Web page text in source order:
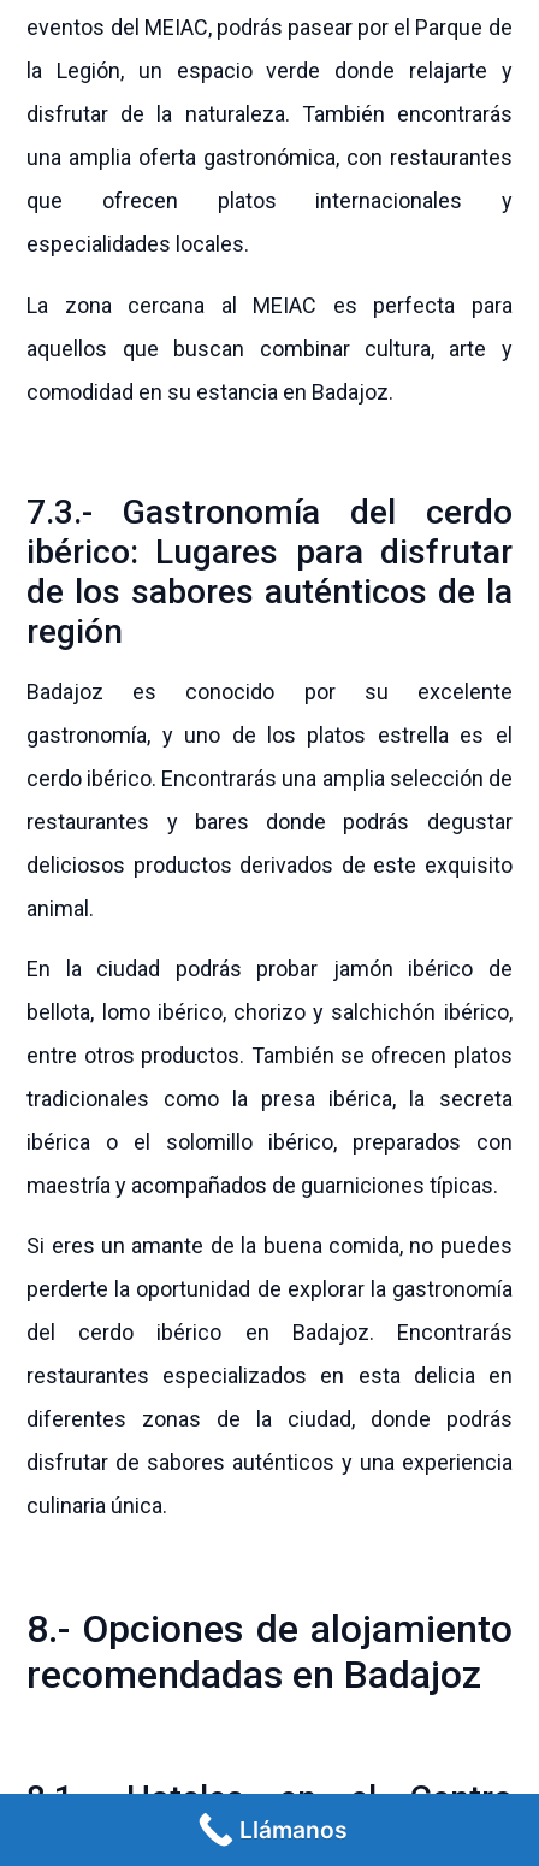
eventos del MEIAC, podrás pasear por el Parque de
la Legión, un espacio verde donde relajarte y
disfrutar de la naturaleza. También encontrarás
una amplia oferta gastronómica, con restaurantes
que ofrecen platos internacionales y
especialidades locales.
La zona cercana al MEIAC es perfecta para
aquellos que buscan combinar cultura, arte y
comodidad en su estancia en Badajoz.
7.3.- Gastronomía del cerdo
ibérico: Lugares para disfrutar
de los sabores auténticos de la
región
Badajoz es conocido por su excelente
gastronomía, y uno de los platos estrella es el
cerdo ibérico. Encontrarás una amplia selección de
restaurantes y bares donde podrás degustar
deliciosos productos derivados de este exquisito
animal.
En la ciudad podrás probar jamón ibérico de
bellota, lomo ibérico, chorizo ​​y salchichón ibérico,
entre otros productos. También se ofrecen platos
tradicionales como la presa ibérica, la secreta
ibérica o el solomillo ibérico, preparados con
maestría y acompañados de guarniciones típicas.
Si eres un amante de la buena comida, no puedes
perderte la oportunidad de explorar la gastronomía
del cerdo ibérico en Badajoz. Encontrarás
restaurantes especializados en esta delicia en
diferentes zonas de la ciudad, donde podrás
disfrutar de sabores auténticos y una experiencia
culinaria única.
8.- Opciones de alojamiento
recomendadas en Badajoz
8.1.- Hoteles en el Centro
Histórico: Recomendaciones de
Llámanos